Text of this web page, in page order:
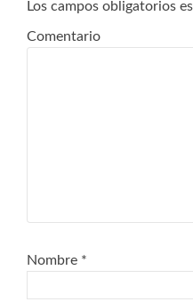
Los campos obligatorios
Comentario
Nombre *